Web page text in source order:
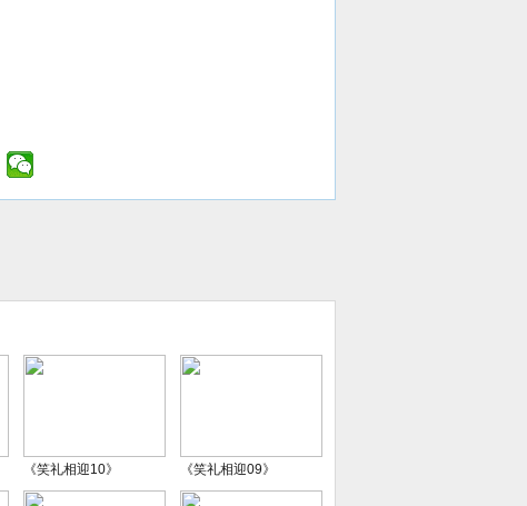
《笑礼相迎10》 《笑礼相迎09》